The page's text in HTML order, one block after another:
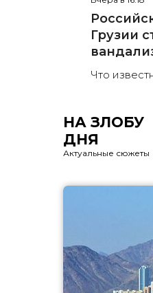
Грузии
Что
НА ЗЛОБУ
ДНЯ
Актуальные сюжеты